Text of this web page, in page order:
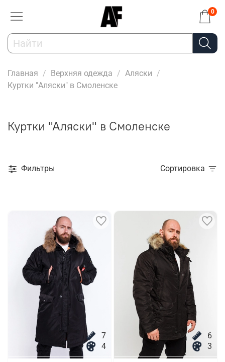
0
Главная Верхняя одежда
Аляски
Куртки "Аляски" в Смоленске
Куртки "Аляски" в Смоленске
Фильтры Сортировка
7
4
6
3